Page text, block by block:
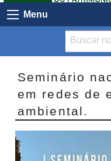
Menu
Seminário
em redes de
ambiental.